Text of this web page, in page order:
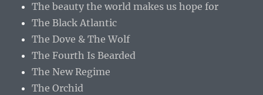
The beauty the world makes us hope for
The Black Atlantic
The Dove & The Wolf
The Fourth Is Bearded
The New Regime
The Orchid